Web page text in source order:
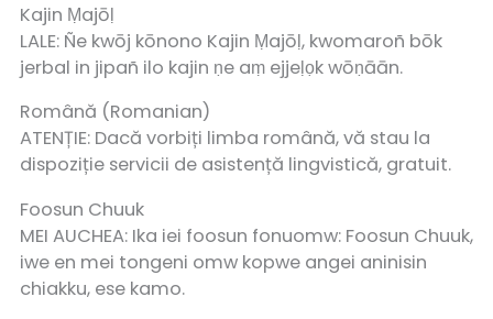
Kajin Ṃajōḷ
LALE: Ñe kwōj kōnono Kajin Ṃajōḷ, kwomaroñ bōk
jerbal in jipañ ilo kajin ṇe aṃ ejjeḷọk wōṇāān.
Română (Romanian)
ATENȚIE: Dacă vorbiți limba română, vă stau la
dispoziție servicii de asistență lingvistică, gratuit.
Foosun Chuuk
MEI AUCHEA: Ika iei foosun fonuomw: Foosun Chuuk,
iwe en mei tongeni omw kopwe angei aninisin
chiakku, ese kamo.